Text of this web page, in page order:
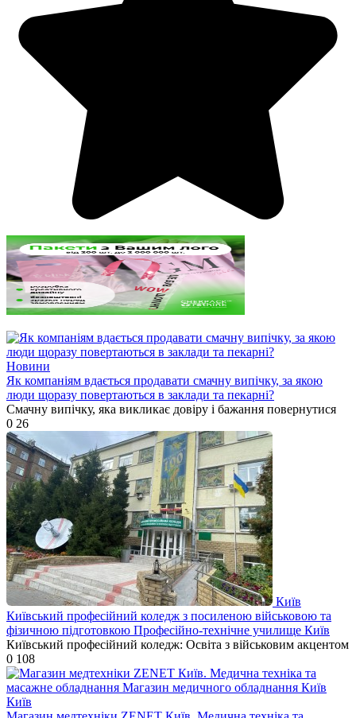
Новини
Як компаніям вдається продавати смачну випічку, за якою
люди щоразу повертаються в заклади та пекарні?
Смачну випічку, яка викликає довіру і бажання повернутися
0 26
Київ
Київський професійний коледж з посиленою військовою та
фізичною підготовкою Професійно-технічне училище Київ
Київський професійний коледж: Освіта з військовим акцентом
0 108
Київ